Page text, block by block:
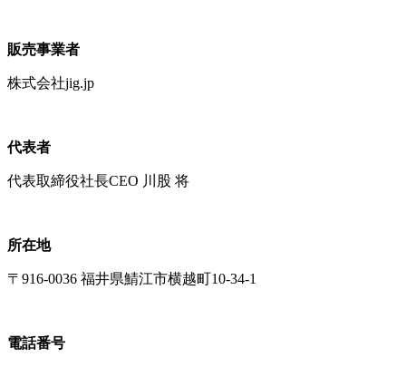
販売事業者
株式会社jig.jp
代表者
代表取締役社長CEO 川股 将
所在地
〒916-0036 福井県鯖江市横越町10-34-1
電話番号